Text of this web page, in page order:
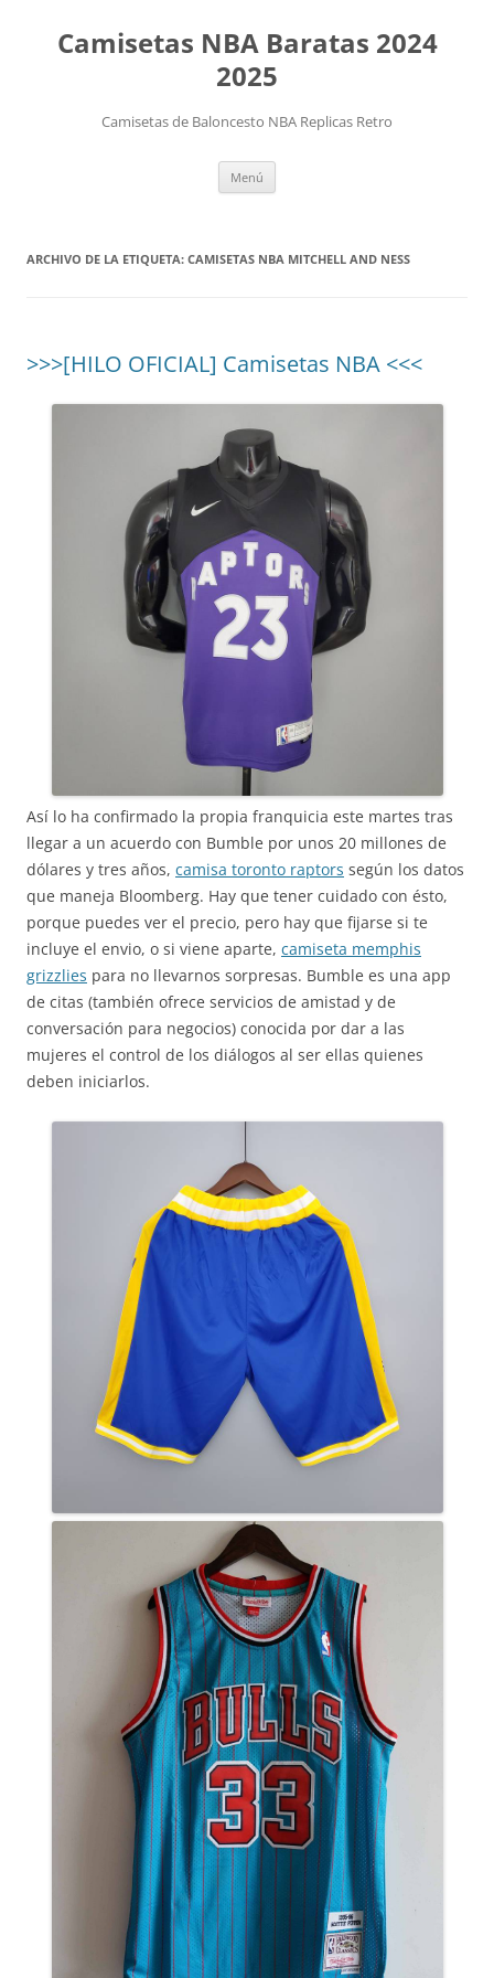
Camisetas NBA Baratas 2024
2025
Camisetas de Baloncesto NBA Replicas Retro
Menú
ARCHIVO DE LA ETIQUETA: CAMISETAS NBA MITCHELL AND NESS
>>>[HILO OFICIAL] Camisetas NBA <<<
Así lo ha confirmado la propia franquicia este martes tras
llegar a un acuerdo con Bumble por unos 20 millones de
dólares y tres años, camisa toronto raptors según los datos
que maneja Bloomberg. Hay que tener cuidado con ésto,
porque puedes ver el precio, pero hay que fijarse si te
incluye el envio, o si viene aparte, camiseta memphis
grizzlies para no llevarnos sorpresas. Bumble es una app
de citas (también ofrece servicios de amistad y de
conversación para negocios) conocida por dar a las
mujeres el control de los diálogos al ser ellas quienes
deben iniciarlos.